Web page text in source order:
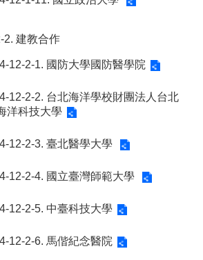
2. 建教合作
4-12-2-1. 國防大學國防醫學院
4-12-2-2. 台北海洋學校財團法人台北
洋科技大學
4-12-2-3. 臺北醫學大學
4-12-2-4. 國立臺灣師範大學
4-12-2-5. 中臺科技大學
4-12-2-6. 馬偕紀念醫院